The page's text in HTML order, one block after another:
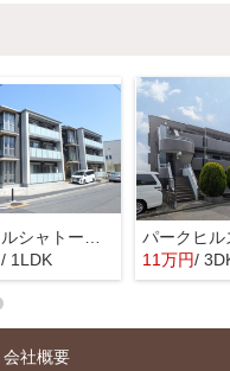
リヴェールシャトー綱島【SHM】
/ 1LDK
パークヒル
11万円/
会社概要